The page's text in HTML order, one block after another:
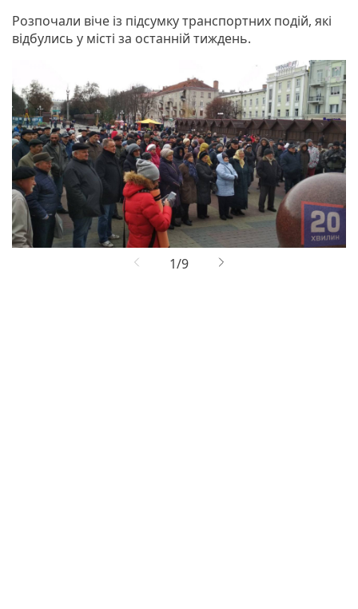
Розпочали віче із підсумку транспортних подій, які
відбулись у місті за останній тиждень.
